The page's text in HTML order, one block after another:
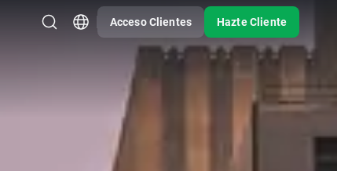
Acceso Clientes Hazte Cliente